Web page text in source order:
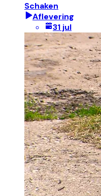
Schaken
Aflevering
31 jul